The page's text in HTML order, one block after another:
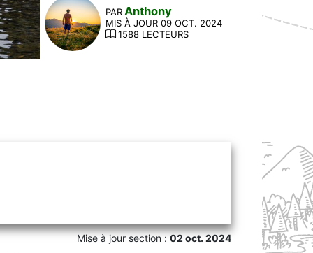
PAR Anthony
MIS À JOUR 09 OCT. 2024
1588 LECTEURS
Mise à jour section :02 oct. 2024